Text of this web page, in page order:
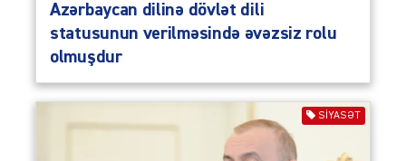
Azərbaycan dilinə dövlət dili
statusunun verilməsində əvəzsiz rolu
olmuşdur
SIYASƏT